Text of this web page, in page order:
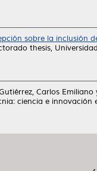
sobre la inclusión
thesis,
Carlos Emiliano
ciencia e innovación